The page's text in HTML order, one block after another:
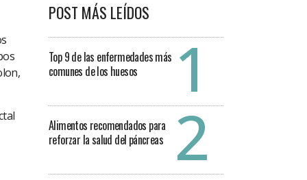
POST MÁS LEÍDOS
Top 9 de las enfermedades más
comunes de los huesos
Alimentos recomendados para
reforzar la salud del páncreas